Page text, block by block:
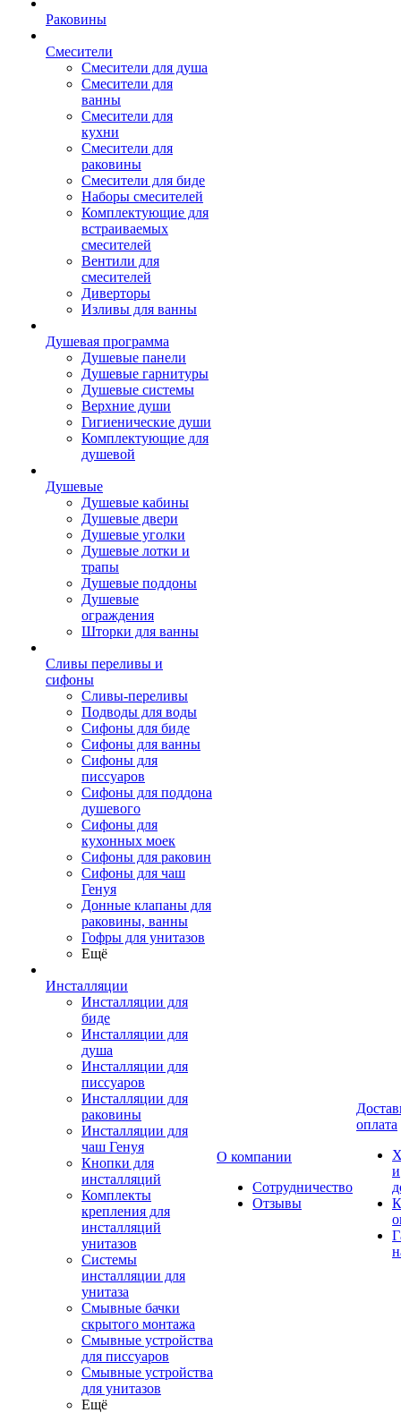
Раковины
Смесители
Смесители для душа
Смесители для
ванны
Смесители для
кухни
Смесители для
раковины
Смесители для биде
Наборы смесителей
Комплектующие для
встраиваемых
смесителей
Вентили для
смесителей
Диверторы
Изливы для ванны
Душевая программа
Душевые панели
Душевые гарнитуры
Душевые системы
Верхние души
Гигиенические души
Комплектующие для
душевой
Душевые
Душевые кабины
Душевые двери
Душевые уголки
Душевые лотки и
трапы
Душевые поддоны
Душевые
ограждения
Шторки для ванны
Сливы переливы и
сифоны
Сливы-переливы
Подводы для воды
Сифоны для биде
Сифоны для ванны
Сифоны для
писсуаров
Сифоны для поддона
душевого
Сифоны для
кухонных моек
Сифоны для раковин
Сифоны для чаш
Генуя
Донные клапаны для
раковины, ванны
Гофры для унитазов
Ещё
Инсталляции
Инсталляции для
биде
Инсталляции для
душа
Инсталляции для
писсуаров
Инсталляции для
раковины
Инсталляции для
чаш Генуя
Кнопки для
инсталляций
Комплекты
крепления для
инсталляций
унитазов
Системы
инсталляции для
унитаза
Смывные бачки
скрытого монтажа
Смывные устройства
для писсуаров
Смывные устройства
для унитазов
Ещё
О компании
Сотрудничество
Отзывы
оплата
и